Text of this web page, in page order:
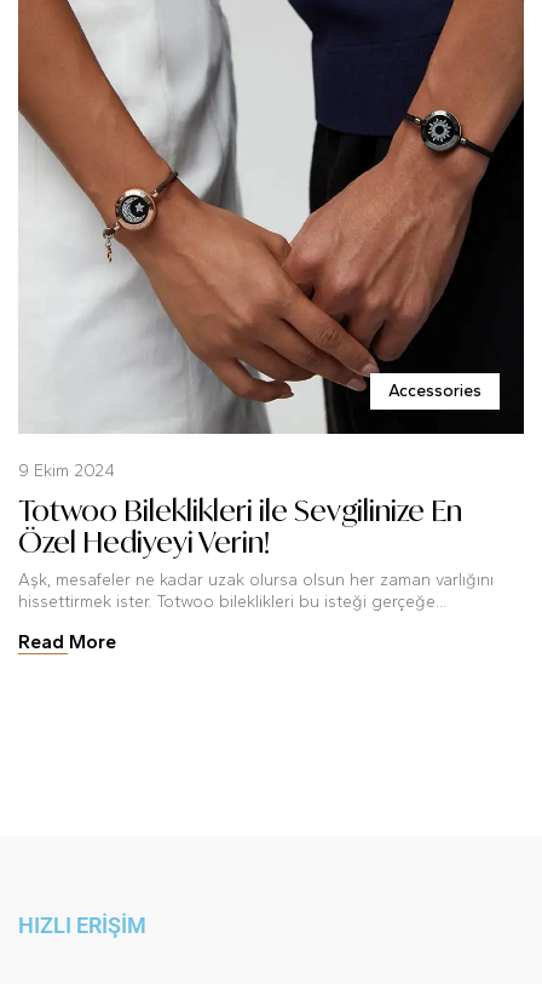
Accessories
9 Ekim 2024
Totwoo Bileklikleri ile Sevgilinize En
Özel Hediyeyi Verin!
Aşk, mesafeler ne kadar uzak olursa olsun her zaman varlığını
hissettirmek ister. Totwoo bileklikleri bu isteği gerçeğe...
Read More
HIZLI ERİŞİM